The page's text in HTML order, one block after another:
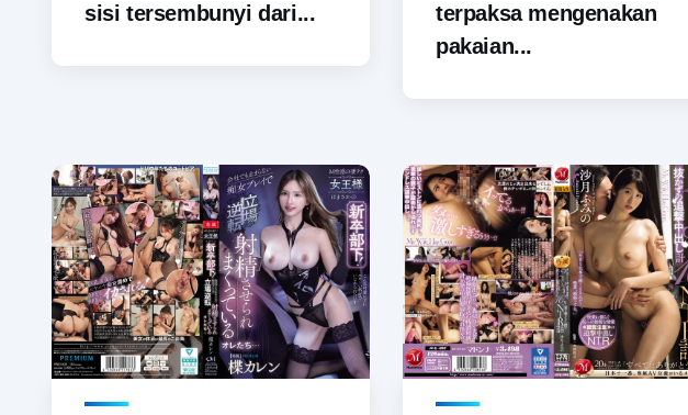
sisi tersembunyi dari...
terpaksa mengenakan
pakaian...